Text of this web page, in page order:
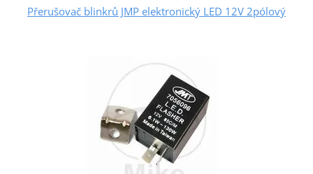
Přerušovač blinkrů JMP elektronický LED 12V 2pólový